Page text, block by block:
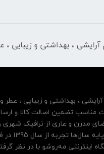
آرایشی ، بهداشتی و زیبایی ،
، بهداشتی و زیبایی ، عطر و
مناسب تضمین اصالت کالا و
مدرن و عاری از ترافیک شهری
مشتریان خود
اینترنتی مه‌رو‌شو با در نظر